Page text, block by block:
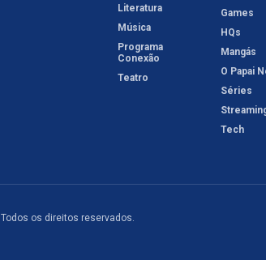
Literatura
Música
Programa
Conexão
Teatro
Games
HQs
Mangás
O Papai
Séries
Tech
os direitos reservados.